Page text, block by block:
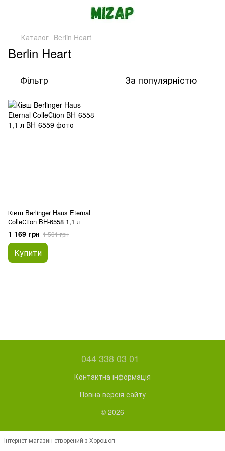
Каталог Berlin Heart
Berlin Heart
Фільтр За популярністю
Ківш Berlinger Haus Eternal
СolleСtion BH-6558 1,1 л
1 169 грн 1 501 грн
Купити
044 338 03 01
Контактна інформація
Повна версія сайту
© 2026
Інтернет-магазин створений з Хорошоп